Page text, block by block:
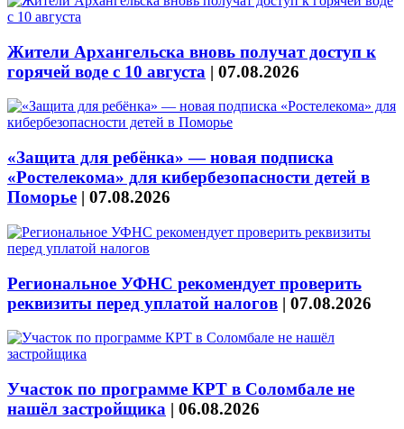
Жители Архангельска вновь получат доступ к
горячей воде с 10 августа | 07.08.2026
«Защита для ребёнка» — новая подписка
«Ростелекома» для кибербезопасности детей в
Поморье | 07.08.2026
Региональное УФНС рекомендует проверить
реквизиты перед уплатой налогов | 07.08.2026
Участок по программе КРТ в Соломбале не
нашёл застройщика | 06.08.2026